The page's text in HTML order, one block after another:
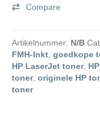
Compare
Artikelnummer: N/B
FMH-Inkt, goedkope
HP LaserJet toner,
toner, originele HP
toner